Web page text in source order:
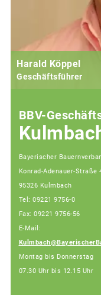
Harald Köppel
Geschäftsführer
BBV-
Bayerischer
Konrad-Adenauer-Straße
95326 Kulmbach
Tel: 09221 9756-0
Fax: 09221 9756-56
E-Mail:
Montag bis Donnerstag
07.30 Uhr bis 12.15 Uhr